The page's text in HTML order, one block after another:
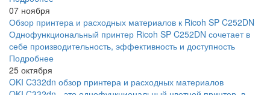
07 ноября
Обзор принтера и расходных материалов к Ricoh SP C252DN
Однофункциональный принтер Ricoh SP C252DN сочетает в
себе производительность, эффективность и доступность
Подробнее
25 октября
OKI C332dn обзор принтера и расходных материалов